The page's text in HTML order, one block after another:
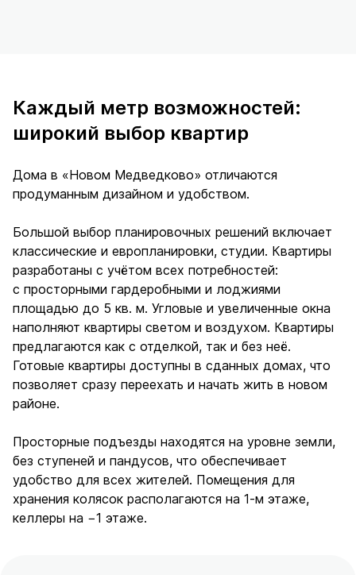
Каждый метр возможностей:
широкий выбор квартир
Дома в «Новом Медведково» отличаются
продуманным дизайном и удобством.
Большой выбор планировочных решений включает
классические и европланировки, студии. Квартиры
разработаны с учётом всех потребностей:
с просторными гардеробными и лоджиями
площадью до 5 кв. м. Угловые и увеличенные окна
наполняют квартиры светом и воздухом. Квартиры
предлагаются как с отделкой, так и без неё.
Готовые квартиры доступны в сданных домах, что
позволяет сразу переехать и начать жить в новом
районе.
Просторные подъезды находятся на уровне земли,
без ступеней и пандусов, что обеспечивает
удобство для всех жителей. Помещения для
хранения колясок располагаются на 1-м этаже,
келлеры на −1 этаже.